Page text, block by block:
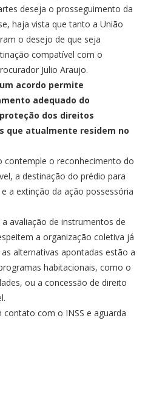
deseja o prosseguimento da
haja vista que tanto a União
o desejo de que seja
compatível com o
Julio Araujo.
acordo permite
adequado do
dos direitos
que atualmente residem no
contemple o reconhecimento do
a destinação do prédio para
a extinção da ação possessória
avaliação de instrumentos de
a organização coletiva já
alternativas apontadas estão a
habitacionais, como o
ou a concessão de direito
contato com o INSS e aguarda